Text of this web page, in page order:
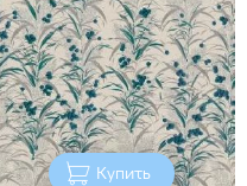
Купить